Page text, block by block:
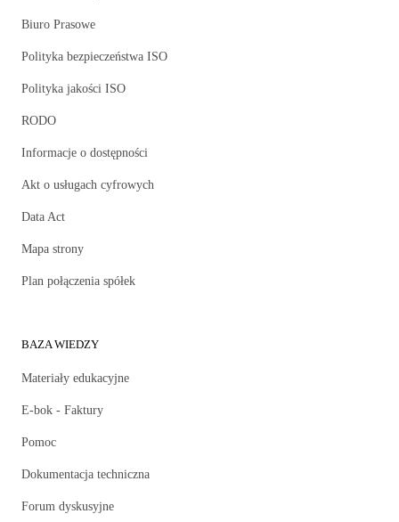
Biuro Prasowe
Polityka bezpieczeństwa ISO
Polityka jakości ISO
RODO
Informacje o dostępności
Akt o usługach cyfrowych
Data Act
Mapa strony
Plan połączenia spółek
BAZA WIEDZY
Materiały edukacyjne
E-bok - Faktury
Pomoc
Dokumentacja techniczna
Forum dyskusyjne